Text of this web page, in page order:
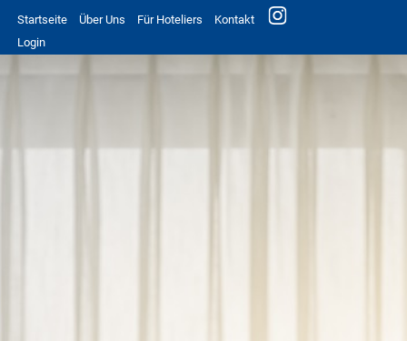
Startseite Über Uns Für Hoteliers
Kontakt
Login